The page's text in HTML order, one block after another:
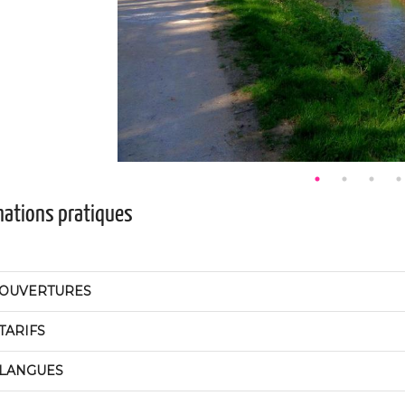
pratiques
OUVERTURES
LANGUES